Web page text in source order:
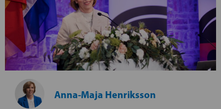
Anna-Maja Henriksson